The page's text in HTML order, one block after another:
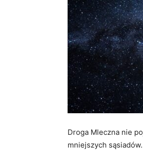
Droga Mleczna nie
mniejszych